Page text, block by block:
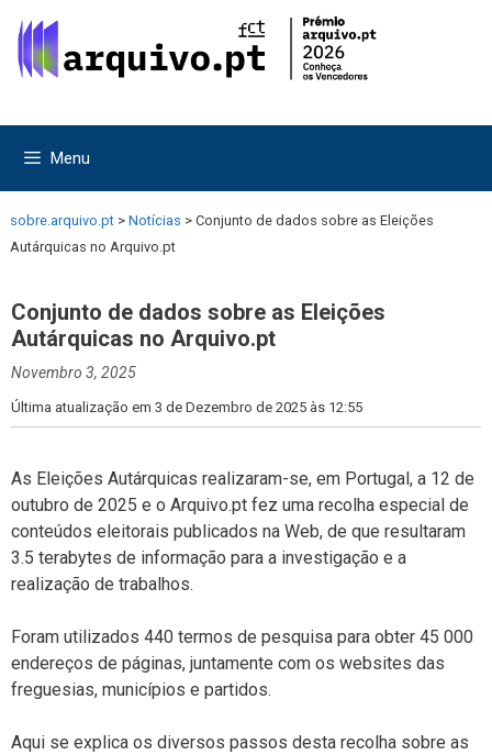
para
para
Menu
sobre.arquivo.pt > Notícias > Conjunto de dados sobre as Eleições
Autárquicas no Arquivo.pt
Conjunto de dados sobre as Eleições
Autárquicas no Arquivo.pt
Novembro 3, 2025
Última atualização em 3 de Dezembro de 2025 às 12:55
As Eleições Autárquicas realizaram-se, em Portugal, a 12 de
outubro de 2025 e o Arquivo.pt fez uma recolha especial de
conteúdos eleitorais publicados na Web, de que resultaram
3.5 terabytes de informação para a investigação e a
realização de trabalhos.
Foram utilizados 440 termos de pesquisa para obter 45 000
endereços de páginas, juntamente com os websites das
freguesias, municípios e partidos.
Aqui se explica os diversos passos desta recolha sobre as